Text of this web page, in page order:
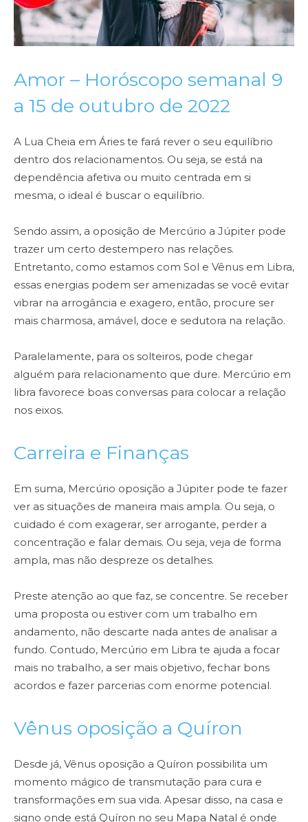
Amor – Horóscopo semanal 9
a 15 de outubro de 2022
A Lua Cheia em Áries te fará rever o seu equilíbrio
dentro dos relacionamentos. Ou seja, se está na
dependência afetiva ou muito centrada em si
mesma, o ideal é buscar o equilíbrio.
Sendo assim, a oposição de Mercúrio a Júpiter pode
trazer um certo destempero nas relações.
Entretanto, como estamos com Sol e Vênus em Libra,
essas energias podem ser amenizadas se você evitar
vibrar na arrogância e exagero, então, procure ser
mais charmosa, amável, doce e sedutora na relação.
Paralelamente, para os solteiros, pode chegar
alguém para relacionamento que dure. Mercúrio em
libra favorece boas conversas para colocar a relação
nos eixos.
Carreira e Finanças
Em suma, Mercúrio oposição a Júpiter pode te fazer
ver as situações de maneira mais ampla. Ou seja, o
cuidado é com exagerar, ser arrogante, perder a
concentração e falar demais. Ou seja, veja de forma
ampla, mas não despreze os detalhes.
Preste atenção ao que faz, se concentre. Se receber
uma proposta ou estiver com um trabalho em
andamento, não descarte nada antes de analisar a
fundo. Contudo, Mercúrio em Libra te ajuda a focar
mais no trabalho, a ser mais objetivo, fechar bons
acordos e fazer parcerias com enorme potencial.
Vênus oposição a Quíron
Desde já, Vênus oposição a Quíron possibilita um
momento mágico de transmutação para cura e
transformações em sua vida. Apesar disso, na casa e
signo onde está Quíron no seu Mapa Natal é onde